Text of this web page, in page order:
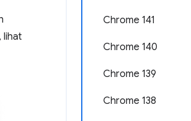
Chrome 141
Chrome 140
Chrome 139
Chrome 138
, lihat